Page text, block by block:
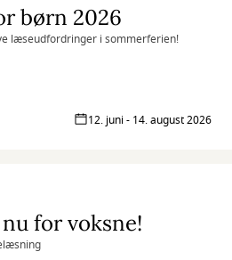
børn 2026
læseudfordringer i sommerferien!
12. juni - 14. august 2026
for voksne!